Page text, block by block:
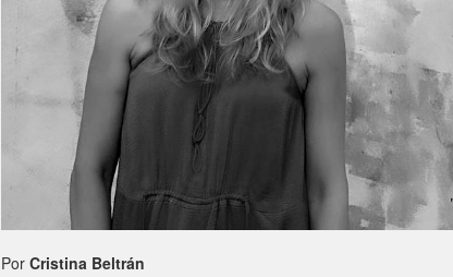
PorCristina Beltrán